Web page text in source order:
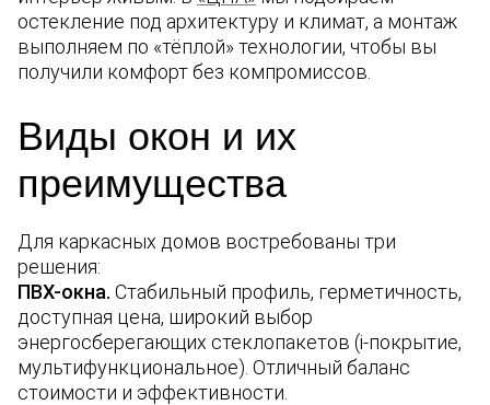
остекление под архитектуру и климат, а монтаж
выполняем по «тёплой» технологии, чтобы вы
получили комфорт без компромиссов.
Виды окон и их
преимущества
Для каркасных домов востребованы три
решения:
ПВХ-окна. Стабильный профиль, герметичность,
доступная цена, широкий выбор
энергосберегающих стеклопакетов (i-покрытие,
мультифункциональное). Отличный баланс
стоимости и эффективности.